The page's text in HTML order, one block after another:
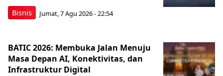
Bisnis Jumat, 7 Agu 2026 - 22:54
BATIC 2026: Membuka Jalan Menuju
Masa Depan AI, Konektivitas, dan
Infrastruktur Digital